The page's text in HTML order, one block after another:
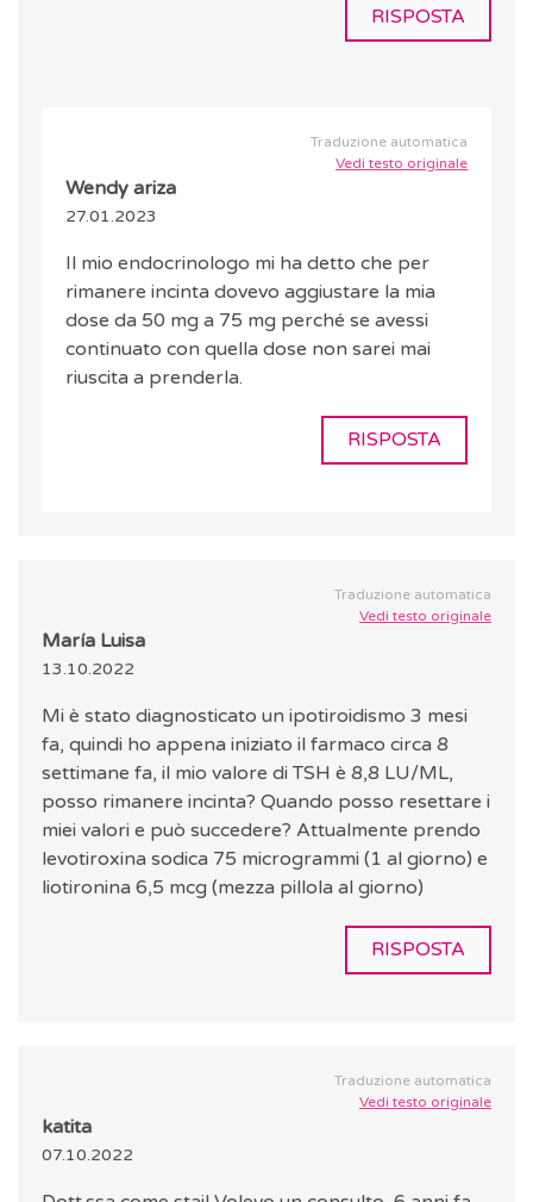
RISPOSTA
Traduzione automatica
Vedi testo originale
Wendy ariza
27.01.2023
Il mio endocrinologo mi ha detto che per
rimanere incinta dovevo aggiustare la mia
dose da 50 mg a 75 mg perché se avessi
continuato con quella dose non sarei mai
riuscita a prenderla.
RISPOSTA
Traduzione automatica
Vedi testo originale
María Luisa
13.10.2022
Mi è stato diagnosticato un ipotiroidismo 3 mesi
fa, quindi ho appena iniziato il farmaco circa 8
settimane fa, il mio valore di TSH è 8,8 LU/ML,
posso rimanere incinta? Quando posso resettare i
miei valori e può succedere? Attualmente prendo
levotiroxina sodica 75 microgrammi (1 al giorno) e
liotironina 6,5 mcg (mezza pillola al giorno)
RISPOSTA
Traduzione automatica
Vedi testo originale
katita
07.10.2022